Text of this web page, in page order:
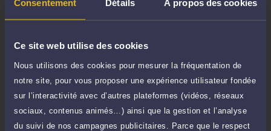
Consentement Détails À propos des cookies
Ce site web utilise des cookies
Nous utilisons des cookies pour mesurer la fréquentation de
notre site, pour vous proposer une expérience utilisateur fondée
sur l’interactivité avec d’autres plateformes (vidéos, réseaux
sociaux, contenus animés…) ainsi que la gestion et l’analyse
du suivi de nos campagnes publicitaires. Parce que le respect
de 1.000 caractères)
Consultation écrite
Etude de votre dossier + possibilité
d'ajout d'une pièce jointe
150 €
TTC
Consulter par écrit